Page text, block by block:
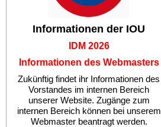
Informationen der IOU
IDM 2026
Informationen des Webmasters
Zukünftig findet ihr Informationen des
Vorstandes im internen Bereich
unserer Website. Zugänge zum
internen Bereich können bei unserem
Webmaster beantragt werden.